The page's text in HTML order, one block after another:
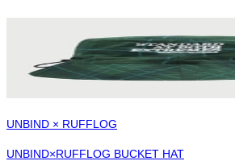
UNBIND × RUFFLOG
UNBIND×RUFFLOG BUCKET HAT